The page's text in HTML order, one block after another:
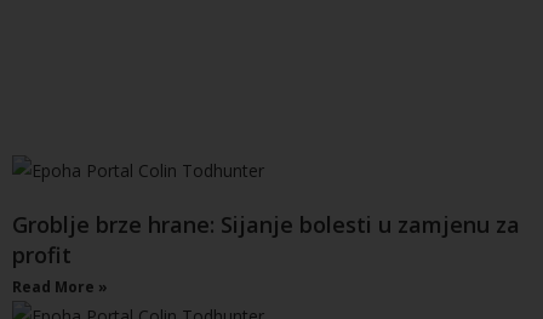
Groblje brze hrane: Sijanje bolesti u zamjenu za
profit
Read More »